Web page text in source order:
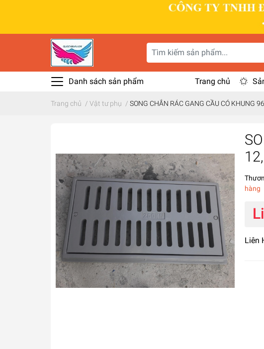
Danh sách sản phẩm Trang chủ
Trang chủ / Vật tư phụ / SONG CHẮN RÁC GANG CẦU CÓ KHUNG
hàng
Liên